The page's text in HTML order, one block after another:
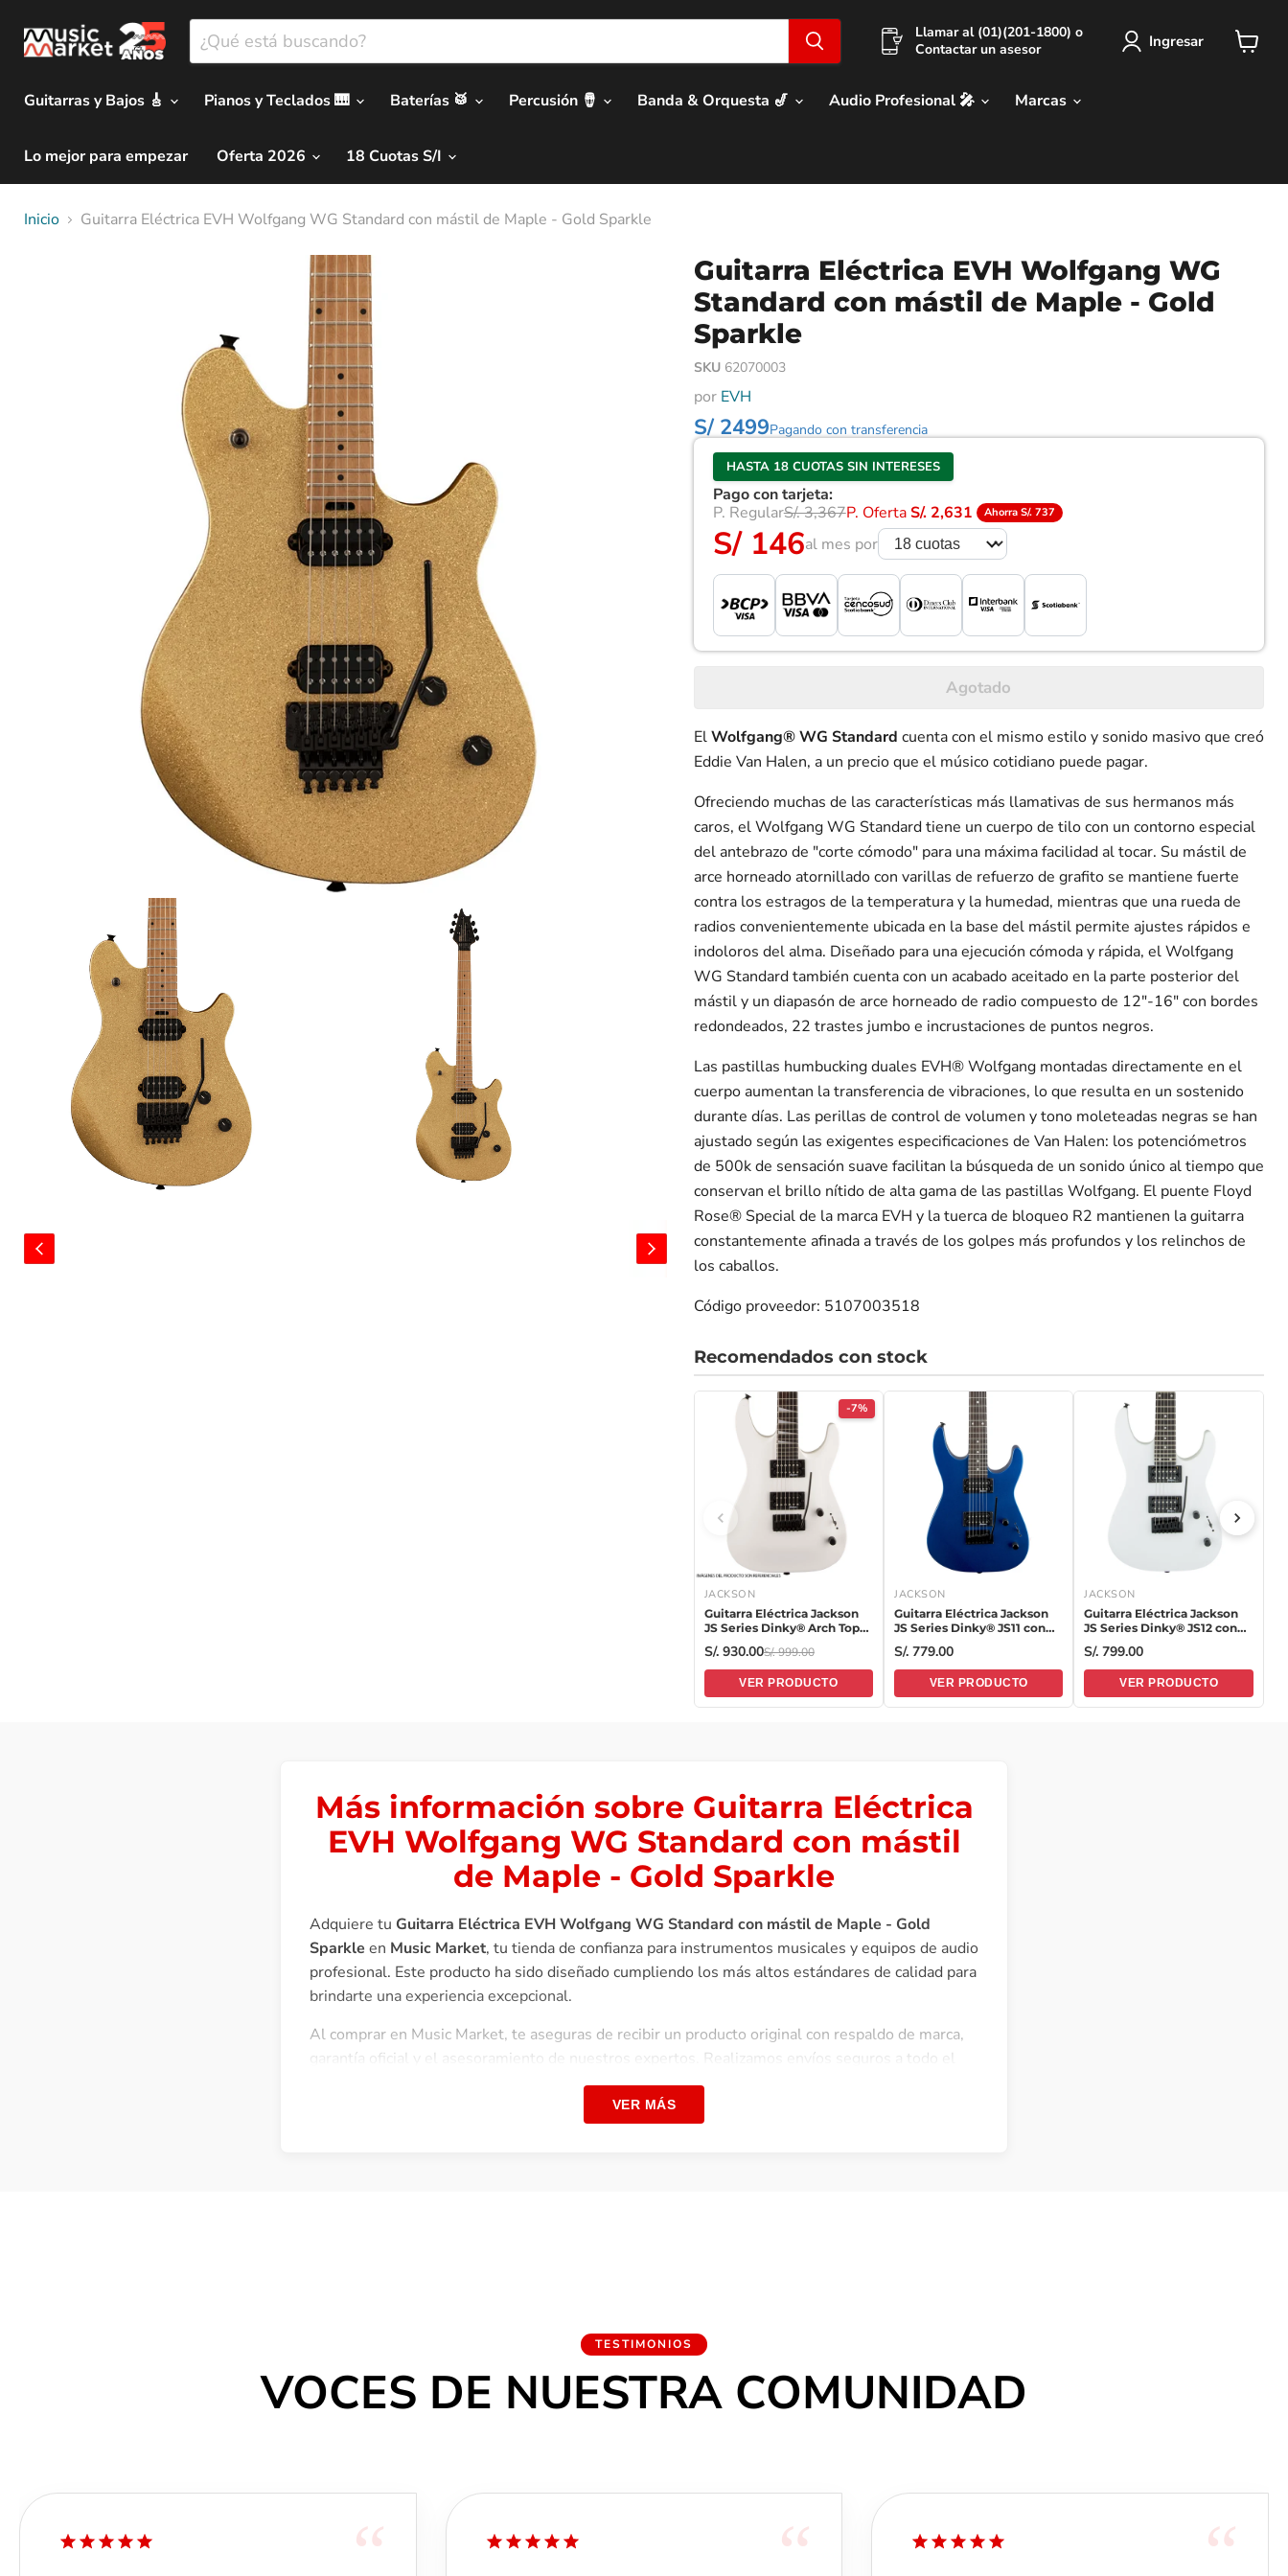
Llamar al (01)(201-1800) o
Contactar un asesor
Ingresar
Guitarras y Bajos 🎸
Pianos y Teclados 🎹 Baterías 🥁 Percusión 🪘 Banda & Orquesta 🎷 Audio Profesional 🎤 Marcas
Lo mejor para empezar Oferta 2026 18 Cuotas S/I
Inicio Guitarra Eléctrica EVH Wolfgang WG Standard con mástil de Maple - Gold Sparkle
Guitarra Eléctrica EVH Wolfgang WG
Standard con mástil de Maple - Gold
Sparkle
SKU 62070003
por EVH
S/ 2499Pagando con transferencia
HASTA 18 CUOTAS SIN INTERESES
Pago con tarjeta:
P. RegularS/. 3,367P. OfertaS/. 2,631 Ahorra S/. 737
S/ 146al mes por
Agotado
ElWolfgang® WG Standard cuenta con el mismo estilo y sonido masivo que creó
Eddie Van Halen, a un precio que el músico cotidiano puede pagar.
Ofreciendo muchas de las características más llamativas de sus hermanos más
caros, el Wolfgang WG Standard tiene un cuerpo de tilo con un contorno especial
del antebrazo de "corte cómodo" para una máxima facilidad al tocar. Su mástil de
arce horneado atornillado con varillas de refuerzo de grafito se mantiene fuerte
contra los estragos de la temperatura y la humedad, mientras que una rueda de
radios convenientemente ubicada en la base del mástil permite ajustes rápidos e
indoloros del alma. Diseñado para una ejecución cómoda y rápida, el Wolfgang
WG Standard también cuenta con un acabado aceitado en la parte posterior del
mástil y un diapasón de arce horneado de radio compuesto de 12"-16" con bordes
redondeados, 22 trastes jumbo e incrustaciones de puntos negros.
Las pastillas humbucking duales EVH® Wolfgang montadas directamente en el
cuerpo aumentan la transferencia de vibraciones, lo que resulta en un sostenido
durante días. Las perillas de control de volumen y tono moleteadas negras se han
ajustado según las exigentes especificaciones de Van Halen: los potenciómetros
de 500k de sensación suave facilitan la búsqueda de un sonido único al tiempo que
conservan el brillo nítido de alta gama de las pastillas Wolfgang. El puente Floyd
Rose® Special de la marca EVH y la tuerca de bloqueo R2 mantienen la guitarra
constantemente afinada a través de los golpes más profundos y los relinchos de
los caballos.
Código proveedor: 5107003518
Recomendados con stock
-7%
JACKSON
Guitarra Eléctrica Jackson
JS Series Dinky® Arch Top
JS22 DKA con diapasón de
Amaranto - Snow White
S/. 930.00S/. 999.00
VER PRODUCTO
JACKSON
Guitarra Eléctrica Jackson
JS Series Dinky® JS11 con
diapasón de Amaranto -
Metallic Blue
S/. 779.00
VER PRODUCTO
JACKSON
Guitarra Eléctrica Jackson
JS Series Dinky® JS12 con
diapasón de Amaranto -
Snow White
S/. 799.00
VER PRODUCTO
Más información sobre Guitarra Eléctrica
EVH Wolfgang WG Standard con mástil
de Maple - Gold Sparkle
Adquiere tu Guitarra Eléctrica EVH Wolfgang WG Standard con mástil de Maple - Gold
Sparkle en Music Market, tu tienda de confianza para instrumentos musicales y equipos de audio
profesional. Este producto ha sido diseñado cumpliendo los más altos estándares de calidad para
brindarte una experiencia excepcional.
Al comprar en Music Market, te aseguras de recibir un producto original con respaldo de marca,
garantía oficial y el asesoramiento de nuestros expertos. Realizamos envíos seguros a todo el
Perú y ofrecemos diversas facilidades de pago.
El Wolfgang® WG Standard cuenta con el mismo estilo y sonido masivo que creó Eddie Van
VER MÁS
TESTIMONIOS
VOCES DE NUESTRA COMUNIDAD
“ “ “